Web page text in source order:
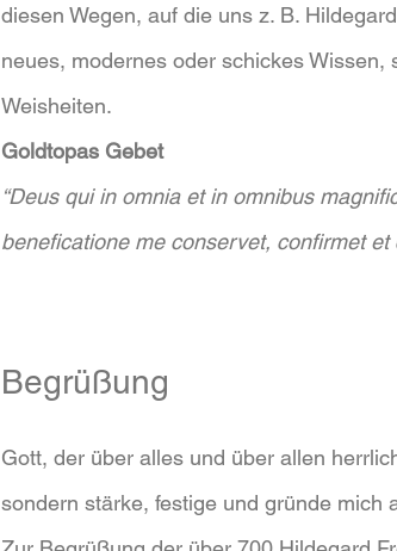
diesen Wegen, auf die uns z. B.
neues, modernes oder schickes
Weisheiten.
Goldtopas Gebet
“Deus qui in omnia et in omnibus
beneficatione me conservet, confirmet et
Begrüßung
Gott, der über alles und über allen
sondern stärke, festige und gründe mich